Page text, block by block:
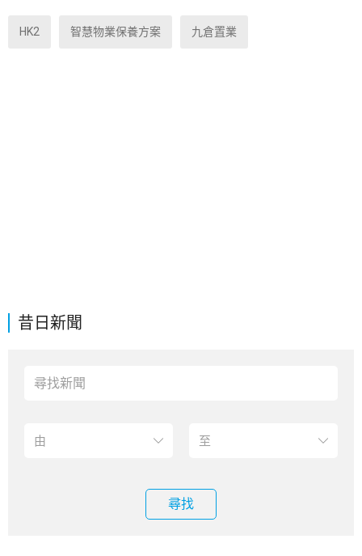
昔日新聞
尋找
HK2 智慧物業保養方案 九倉置業